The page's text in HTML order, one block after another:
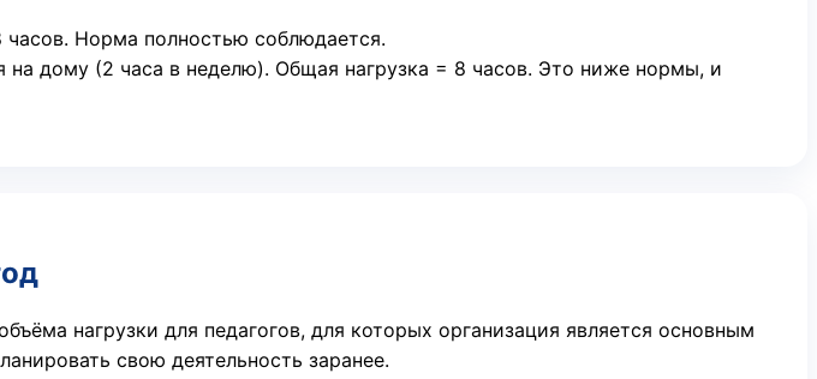
часов. Норма полностью соблюдается.
на дому (2 часа в неделю). Общая нагрузка = 8 часов. Это ниже нормы, и
нагрузки для педагогов, для которых организация является основным
свою деятельность заранее.